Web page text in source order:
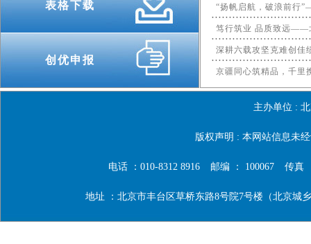
表格下载
创优申报
主办单位 :
版权声明 : 本网站信息未
电话 ：010-8312 8916 邮编 ： 100067 传真
地址 ：北京市丰台区草桥东路8号院7号楼（北京城